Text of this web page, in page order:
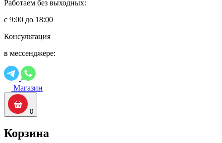
Работаем без выходных:
с 9:00 до 18:00
Консультация
в мессенджере:
Магазин
0
Корзина